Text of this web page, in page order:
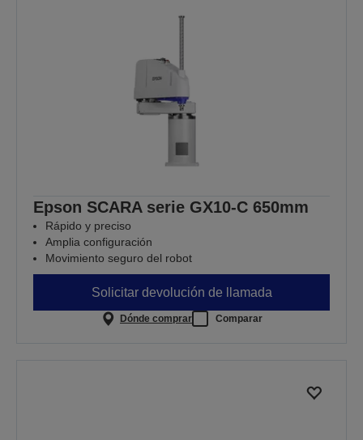
Epson SCARA serie GX10-C 650mm
Rápido y preciso
Amplia configuración
Movimiento seguro del robot
Solicitar devolución de llamada
Dónde comprar Comparar